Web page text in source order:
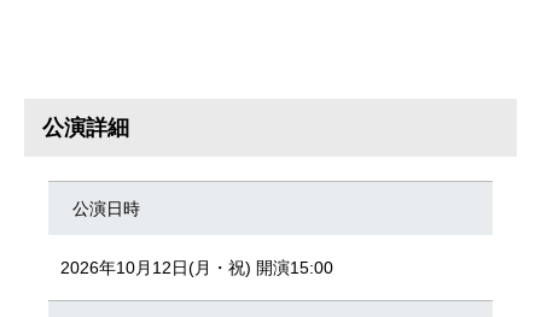
公演詳細
公演日時
2026年10月12日(月・祝) 開演15:00